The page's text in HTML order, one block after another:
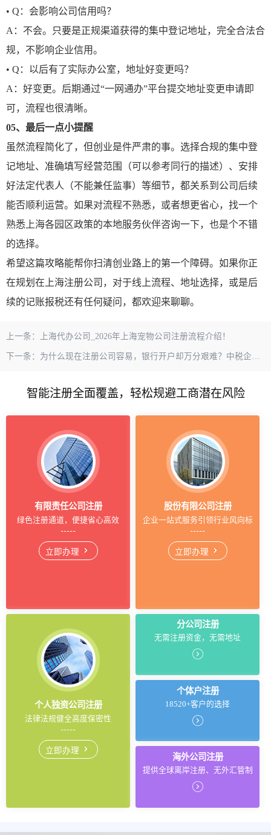
• Q：会影响公司信用吗？
A：不会。只要是正规渠道获得的集中登记地址，完全合法合
规，不影响企业信用。
• Q：以后有了实际办公室，地址好变更吗？
A：好变更。后期通过“一网通办”平台提交地址变更申请即
可，流程也很清晰。
05、 最后一点小提醒
虽然流程简化了，但创业是件严肃的事。选择合规的集中登
记地址、准确填写经营范围（可以参考同行的描述）、安排
好法定代表人（不能兼任监事）等细节，都关系到公司后续
能否顺利运营。如果对流程不熟悉，或者想更省心，找一个
熟悉上海各园区政策的本地服务伙伴咨询一下，也是个不错
的选择。
希望这篇攻略能帮你扫清创业路上的第一个障碍。如果你正
在规划在上海注册公司，对于线上流程、地址选择，或是后
续的记账报税还有任何疑问，都欢迎来聊聊。
上一条： 上海代办公司_2026年上海宠物公司注册流程介绍！
下一条： 为什么现在注册公司容易，银行开户却万分艰难？中税企服告诉您
智能注册全面覆盖，轻松规避工商潜在风险
有限责任公司注册
绿色注册通道，便捷省心高效
立即办理
股份有限公司注册
企业一站式服务引领行业风向标
立即办理
个人独资公司注册
法律法规健全高度保密性
立即办理
分公司注册
无需注册资金，无需地址
个体户注册
18520+客户的选择
海外公司注册
提供全球离岸注册、无外汇管制